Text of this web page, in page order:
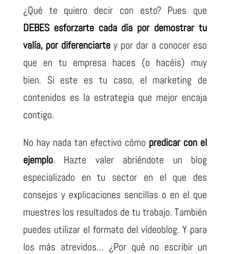
¿Qué te quiero decir con esto? Pues que
DEBES esforzarte cada día por demostrar tu
valía, por diferenciartey por dar a conocer eso
que en tu empresa haces (o hacéis) muy
bien. Si este es tu caso, el marketing de
contenidos es la estrategia que mejor encaja
contigo.
No hay nada tan efectivo cómo predicar con el
ejemplo. Hazte valer abriéndote un blog
especializado en tu sector en el que des
consejos y explicaciones sencillas o en el que
muestres los resultados de tu trabajo. También
puedes utilizar el formato del vídeoblog. Y para
los más atrevidos… ¿Por qué no escribir un